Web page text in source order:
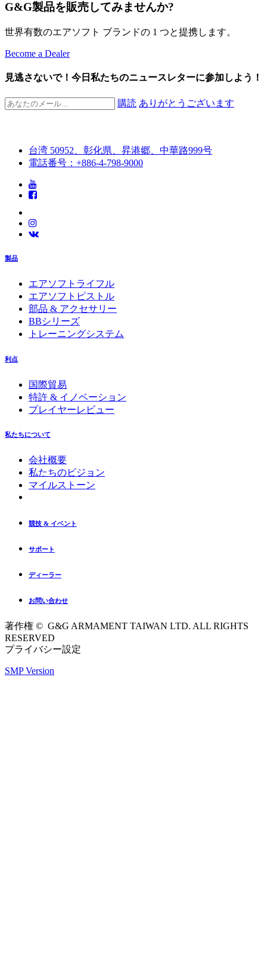
G&G製品を販売してみませんか?
世界有数のエアソフト ブランドの 1 つと提携します。
Become a Dealer
見逃さないで！今日私たちのニュースレターに参加しよう！
購読 ありがとうございます
台湾 50952、彰化県、昇港郷、中華路999号
電話番号：+886-4-798-9000
製品
エアソフトライフル
エアソフトピストル
部品 & アクセサリー
BBシリーズ
トレーニングシステム
利点
国際貿易
特許 & イノベーション
プレイヤーレビュー
私たちについて
会社概要
私たちのビジョン
マイルストーン
競技 & イベント
サポート
ディーラー
お問い合わせ
著作権 © G&G ARMAMENT TAIWAN LTD. ALL RIGHTS
RESERVED
プライバシー設定
SMP Version